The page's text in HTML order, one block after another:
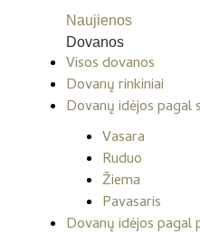
Naujienos
Dovanos
Visos dovanos
Dovanų rinkiniai
Dovanų idėjos pagal
Vasara
Ruduo
Žiema
Pavasaris
Dovanų idėjos pagal